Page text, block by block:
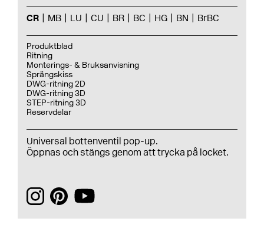
CR MB LU CU BR BC HG BN BrBC
Produktblad
Ritning
Monterings- & Bruksanvisning
Sprängskiss
DWG-ritning 2D
DWG-ritning 3D
STEP-ritning 3D
Reservdelar
Universal bottenventil pop-up.
Öppnas och stängs genom att trycka på locket.